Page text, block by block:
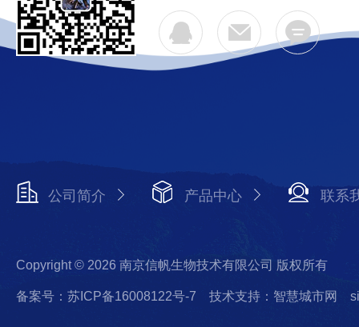
公司简介 产品中心 联系
Copyright © 2026 南京信帆生物技术有限公司 版权所有
备案号：苏ICP备16008122号-7 技术支持：智慧城市网